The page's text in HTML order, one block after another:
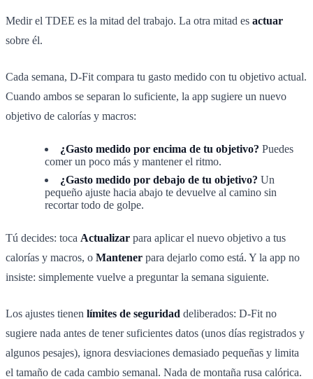
Medir el TDEE es la mitad del trabajo. La otra mitad es actuar
sobre él.
Cada semana, D-Fit compara tu gasto medido con tu objetivo actual.
Cuando ambos se separan lo suficiente, la app sugiere un nuevo
objetivo de calorías y macros:
¿Gasto medido por encima de tu objetivo? Puedes
comer un poco más y mantener el ritmo.
¿Gasto medido por debajo de tu objetivo? Un
pequeño ajuste hacia abajo te devuelve al camino sin
recortar todo de golpe.
Tú decides: toca Actualizar para aplicar el nuevo objetivo a tus
calorías y macros, o Mantener para dejarlo como está. Y la app no
insiste: simplemente vuelve a preguntar la semana siguiente.
Los ajustes tienen límites de seguridad deliberados: D-Fit no
sugiere nada antes de tener suficientes datos (unos días registrados y
algunos pesajes), ignora desviaciones demasiado pequeñas y limita
el tamaño de cada cambio semanal. Nada de montaña rusa calórica.